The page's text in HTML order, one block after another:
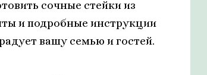
сочные стейки из
и подробные инструкции
вашу семью и гостей.